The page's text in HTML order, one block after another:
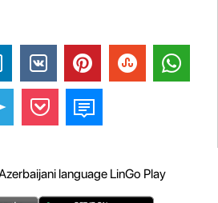
language LinGo Play